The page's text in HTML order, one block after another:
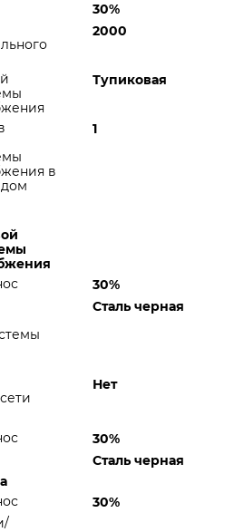
30%
2000
Тупиковая
в
1
30%
Сталь черная
Нет
30%
Сталь черная
30%